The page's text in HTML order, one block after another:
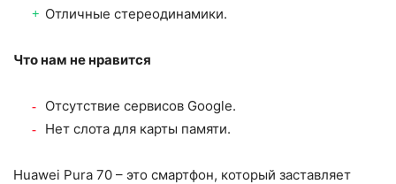
Отличные стереодинамики.
Что нам не нравится
Отсутствие сервисов Google.
Нет слота для карты памяти.
Huawei Pura 70 – это смартфон, который заставляет